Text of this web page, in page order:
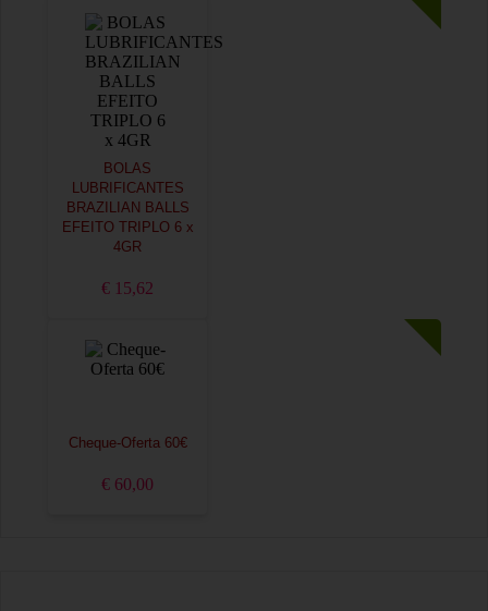
BOLAS
LUBRIFICANTES
BRAZILIAN BALLS
EFEITO TRIPLO 6 x
4GR
€ 15,62
Cheque-Oferta 60€
€ 60,00